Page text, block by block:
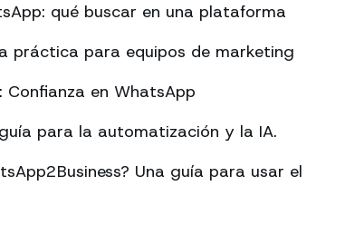
qué buscar en una plataforma
práctica para equipos de marketing
Confianza en WhatsApp
para la automatización y la IA.
Una guía para usar el